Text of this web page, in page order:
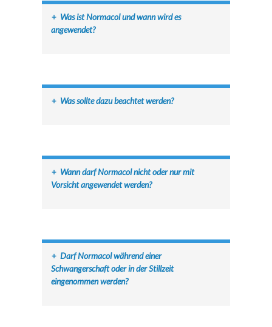
+ Was ist Normacol und wann wird es
angewendet?
+ Was sollte dazu beachtet werden?
+ Wann darf Normacol nicht oder nur mit
Vorsicht angewendet werden?
+ Darf Normacol während einer
Schwangerschaft oder in der Stillzeit
eingenommen werden?